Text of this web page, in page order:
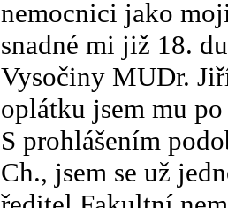
nemocnici jako
snadné mi již 18.
Vysočiny MUDr.
oplátku jsem mu
S prohlášením
Ch., jsem se už